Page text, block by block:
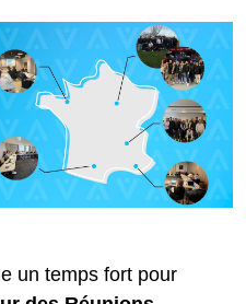
un temps fort pour